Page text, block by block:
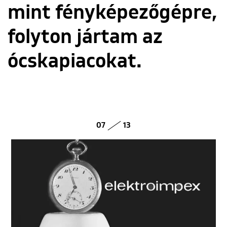
mint fényképezőgépre,
folyton jártam az
ócskapiacokat.
07 13